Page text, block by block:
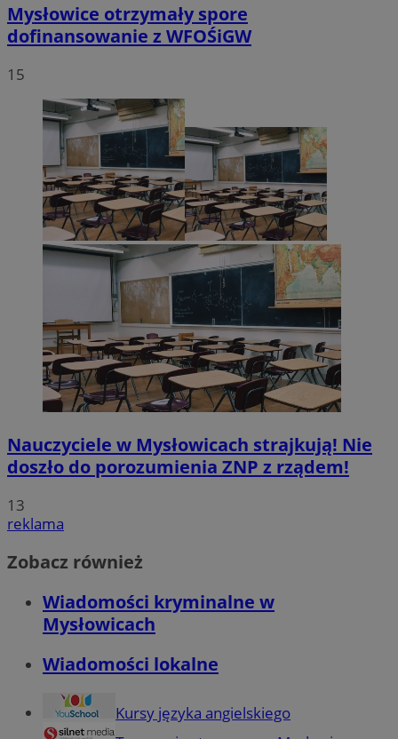
Mysłowice otrzymały spore
dofinansowanie z WFOŚiGW
15
Nauczyciele w Mysłowicach strajkują! Nie
doszło do porozumienia ZNP z rządem!
13
reklama
Zobacz również
Wiadomości kryminalne w
Mysłowicach
Wiadomości lokalne
Kursy języka angielskiego